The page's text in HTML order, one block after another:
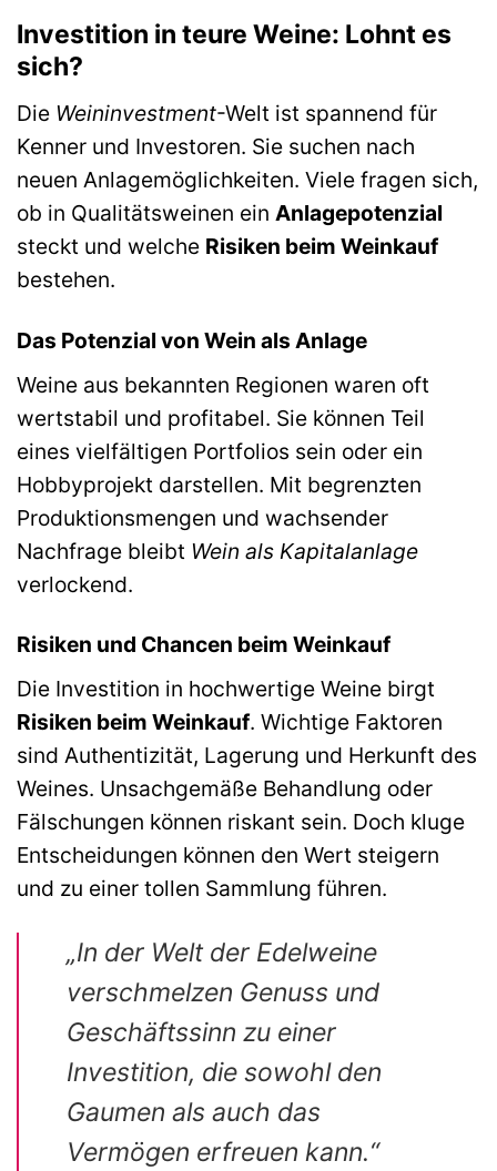
Investition in teure Weine: Lohnt es
sich?
Die Weininvestment-Welt ist spannend für
Kenner und Investoren. Sie suchen nach
neuen Anlagemöglichkeiten. Viele fragen sich,
ob in Qualitätsweinen ein Anlagepotenzial
steckt und welche Risiken beim Weinkauf
bestehen.
Das Potenzial von Wein als Anlage
Weine aus bekannten Regionen waren oft
wertstabil und profitabel. Sie können Teil
eines vielfältigen Portfolios sein oder ein
Hobbyprojekt darstellen. Mit begrenzten
Produktionsmengen und wachsender
Nachfrage bleibt Wein als Kapitalanlage
verlockend.
Risiken und Chancen beim Weinkauf
Die Investition in hochwertige Weine birgt
Risiken beim Weinkauf. Wichtige Faktoren
sind Authentizität, Lagerung und Herkunft des
Weines. Unsachgemäße Behandlung oder
Fälschungen können riskant sein. Doch kluge
Entscheidungen können den Wert steigern
und zu einer tollen Sammlung führen.
„In der Welt der Edelweine
verschmelzen Genuss und
Geschäftssinn zu einer
Investition, die sowohl den
Gaumen als auch das
Vermögen erfreuen kann.“